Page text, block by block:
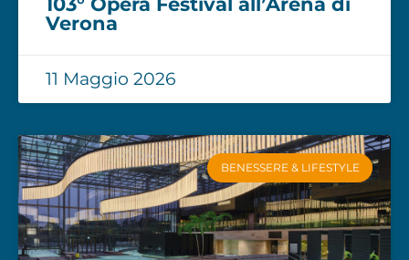
Verona
11 Maggio 2026
BENESSERE & LIFESTYLE